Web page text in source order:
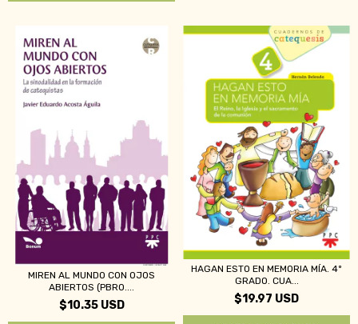
MIREN AL MUNDO CON OJOS
ABIERTOS (PBRO....
$10.35 USD
HAGAN ESTO EN MEMORIA MÍA. 4º
GRADO. CUA...
$19.97 USD